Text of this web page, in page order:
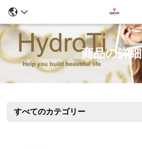
商品の詳細
すべてのカテゴリー